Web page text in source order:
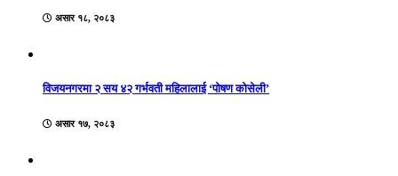
असार १८, २०८३
विजयनगरमा २ सय ४२ गर्भवती महिलालाई ‘पोषण कोसेली’
असार १७, २०८३